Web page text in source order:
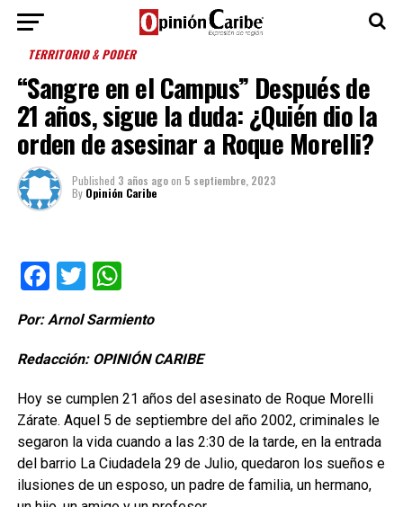
TERRITORIO & PODER
“Sangre en el Campus” Después de
21 años, sigue la duda: ¿Quién dio la
orden de asesinar a Roque Morelli?
Published 3 años agoon 5 septiembre, 2023
By Opinión Caribe
Facebook
TwitterWhatsApp
Por: Arnol Sarmiento
Redacción: OPINIÓN CARIBE
Hoy se cumplen 21 años del asesinato de Roque Morelli
Zárate. Aquel 5 de septiembre del año 2002, criminales le
segaron la vida cuando a las 2:30 de la tarde, en la entrada
del barrio La Ciudadela 29 de Julio, quedaron los sueños e
ilusiones de un esposo, un padre de familia, un hermano,